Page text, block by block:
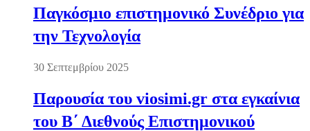
Παγκόσμιο επιστημονικό Συνέδριο για
την Τεχνολογία
30 Σεπτεμβρίου 2025
Παρουσία του viosimi.gr στα εγκαίνια
του Β΄ Διεθνούς Επιστημονικού